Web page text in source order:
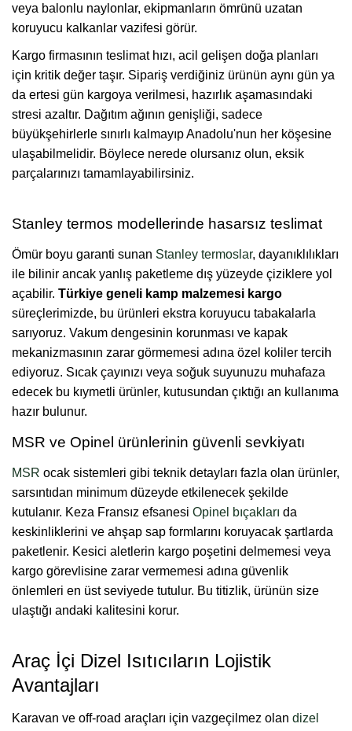
veya balonlu naylonlar, ekipmanların ömrünü uzatan
koruyucu kalkanlar vazifesi görür.
Kargo firmasının teslimat hızı, acil gelişen doğa planları
için kritik değer taşır. Sipariş verdiğiniz ürünün aynı gün ya
da ertesi gün kargoya verilmesi, hazırlık aşamasındaki
stresi azaltır. Dağıtım ağının genişliği, sadece
büyükşehirlerle sınırlı kalmayıp Anadolu'nun her köşesine
ulaşabilmelidir. Böylece nerede olursanız olun, eksik
parçalarınızı tamamlayabilirsiniz.
Stanley termos modellerinde hasarsız teslimat
Ömür boyu garanti sunan Stanley termoslar, dayanıklılıkları
ile bilinir ancak yanlış paketleme dış yüzeyde çiziklere yol
açabilir. Türkiye geneli kamp malzemesi kargo
süreçlerimizde, bu ürünleri ekstra koruyucu tabakalarla
sarıyoruz. Vakum dengesinin korunması ve kapak
mekanizmasının zarar görmemesi adına özel koliler tercih
ediyoruz. Sıcak çayınızı veya soğuk suyunuzu muhafaza
edecek bu kıymetli ürünler, kutusundan çıktığı an kullanıma
hazır bulunur.
MSR ve Opinel ürünlerinin güvenli sevkiyatı
MSR ocak sistemleri gibi teknik detayları fazla olan ürünler,
sarsıntıdan minimum düzeyde etkilenecek şekilde
kutulanır. Keza Fransız efsanesi Opinel bıçakları da
keskinliklerini ve ahşap sap formlarını koruyacak şartlarda
paketlenir. Kesici aletlerin kargo poşetini delmemesi veya
kargo görevlisine zarar vermemesi adına güvenlik
önlemleri en üst seviyede tutulur. Bu titizlik, ürünün size
ulaştığı andaki kalitesini korur.
Araç İçi Dizel Isıtıcıların Lojistik
Avantajları
Karavan ve off-road araçları için vazgeçilmez olan dizel